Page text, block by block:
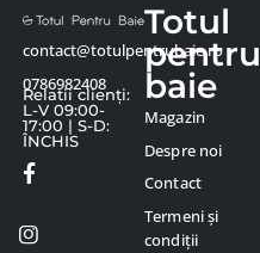
contact@totulpentrubaie.ro
0786982408
Relatii clienți:
L-V 09:00-
17:00 | S-D:
ÎNCHIS
Totul
pentru
baie
Magazin
Despre noi
Contact
Termeni și
condiții